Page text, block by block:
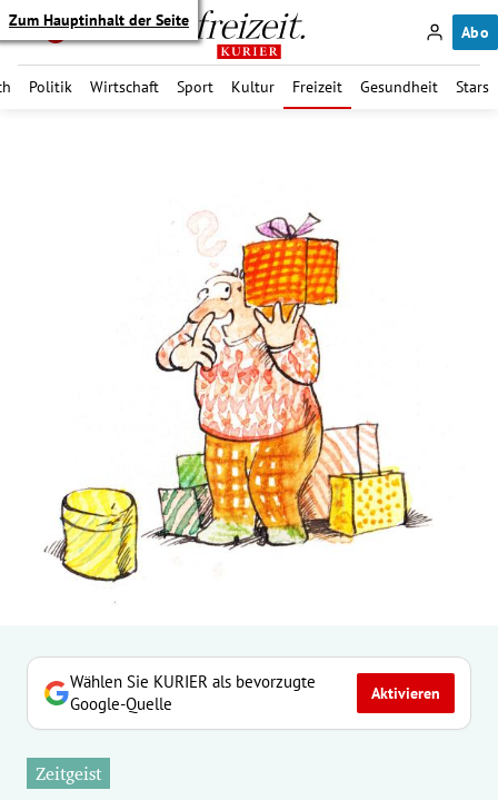
Zum Hauptinhalt der Seite
Abo
Politik Wirtschaft Sport Kultur Freizeit Gesundheit Stars
Untermenü
Untermenü
Untermenü
Untermenü
Untermenü
Wählen Sie KURIER als bevorzugte
Google-Quelle
Aktivieren
Zeitgeist